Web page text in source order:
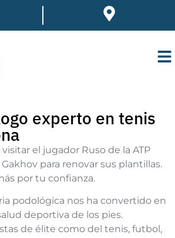
experto en tenis
el jugador Ruso de la ATP
para renovar sus plantillas.
por tu confianza.
podológica nos ha convertido en
deportiva de los pies.
de élite como del tenis, futbol,